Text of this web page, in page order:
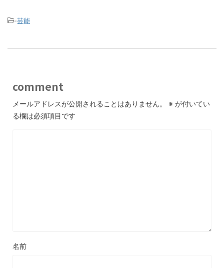
-芸能
comment
メールアドレスが公開されることはありません。 ※ が付いてい
る欄は必須項目です
名前